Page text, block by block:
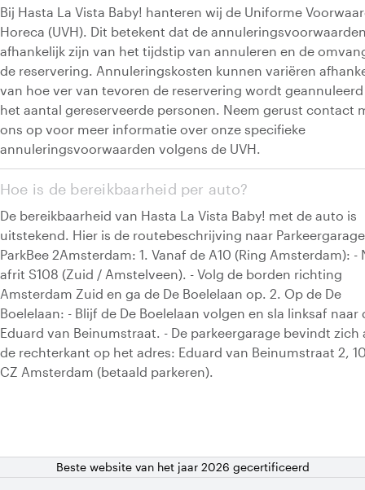
Bij Hasta La Vista Baby! hanteren wij de Uniforme
Horeca (UVH). Dit betekent dat de
afhankelijk zijn van het tijdstip van annuleren en de
de reservering. Annuleringskosten kunnen variëren
van hoe ver van tevoren de reservering wordt
het aantal gereserveerde personen. Neem gerust contact
ons op voor meer informatie over onze specifieke
annuleringsvoorwaarden volgens de UVH.
Hoe is de bereikbaarheid per auto?
De bereikbaarheid van Hasta La Vista Baby! met de auto is
uitstekend. Hier is de routebeschrijving naar Parkeergarage
ParkBee 2Amsterdam: 1. Vanaf de A10 (Ring Amsterdam): -
afrit S108 (Zuid / Amstelveen). - Volg de borden richting
Amsterdam Zuid en ga de De Boelelaan op. 2. Op de De
Boelelaan: - Blijf de De Boelelaan volgen en sla linksaf naar
Eduard van Beinumstraat. - De parkeergarage bevindt zich
de rechterkant op het adres: Eduard van Beinumstraat 2,
CZ Amsterdam (betaald parkeren).
Beste website van het jaar 2026 gecertificeerd